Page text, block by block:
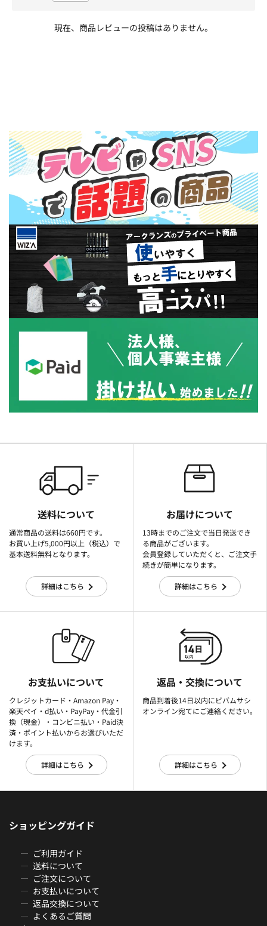
現在、商品レビューの投稿はありません。
送料について
通常商品の送料は660円です。
お買い上げ5,000円以上（税込）で
基本送料無料となります。
詳細はこちら
お届けについて
13時までのご注文で当日発送でき
る商品がございます。
会員登録していただくと、ご注文手
続きが簡単になります。
詳細はこちら
お支払いについて
クレジットカード・Amazon Pay・
楽天ぺイ・d払い・PayPay・代金引
換（現金）・コンビニ払い・Paid決
済・ポイント払いからお選びいただ
けます。
詳細はこちら
返品・交換について
商品到着後14日以内にビバムサシ
オンライン宛てにご連絡ください。
詳細はこちら
ショッピングガイド
ご利用ガイド
送料について
ご注文について
お支払いについて
返品交換について
よくあるご質問